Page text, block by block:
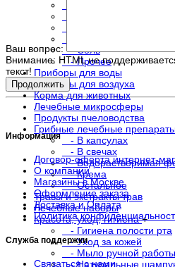
- Масла холодного
- Крупы, бобы,
- Соль
- Прочее
Приборы для воды
Приборы для воздуха
Корма для животных
Лечебные микросферы
Продукты пчеловодства
Грибные лечебные
- В капсулах
- В свечах
- Водорастворимая
- Крема
- Остальное
Травы и экстракты трав
Лечебные наборы
Красота, уход, гигиена+
- Гигиена полости рта
- Уход за кожей
- Мыло ручной работы
- Натуральные
Ваш вопрос:
Внимание: HTML не
текст!
Продолжить
Информация
Договор-оферта интернет-
О компании
Магазины в Москве
Оформление заказа
Доставка и Оплата
Политика
Служба поддержки
Связаться с нами